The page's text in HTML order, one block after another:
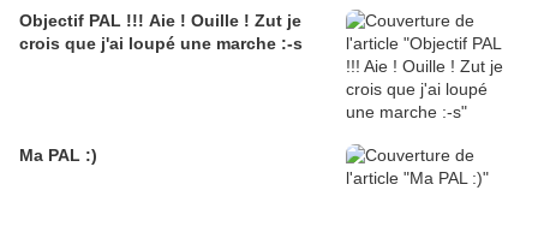
Objectif PAL !!! Aie ! Ouille ! Zut je
crois que j'ai loupé une marche :-s
Ma PAL :)